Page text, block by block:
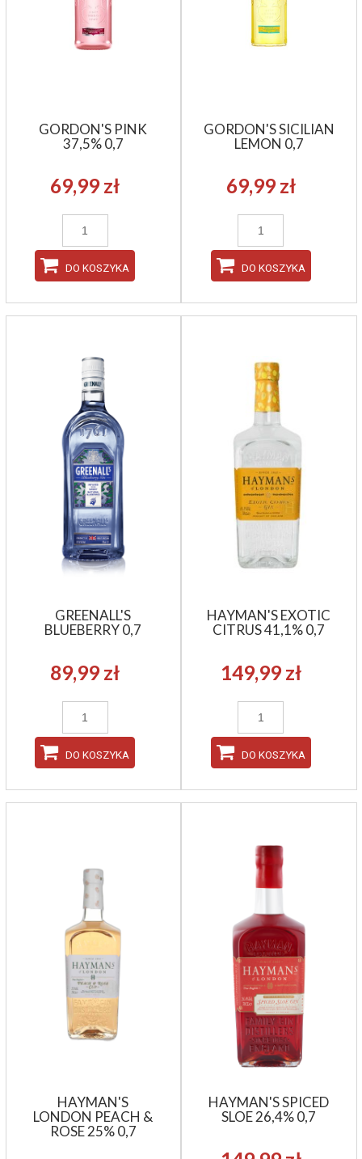
GORDON'S PINK
37,5% 0,7
69,99 zł
DO KOSZYKA
GORDON'S SICILIAN
LEMON 0,7
69,99 zł
DO KOSZYKA
GREENALL'S
BLUEBERRY 0,7
89,99 zł
DO KOSZYKA
HAYMAN'S EXOTIC
CITRUS 41,1% 0,7
149,99 zł
DO KOSZYKA
HAYMAN'S
LONDON PEACH &
ROSE 25% 0,7
HAYMAN'S SPICED
SLOE 26,4% 0,7